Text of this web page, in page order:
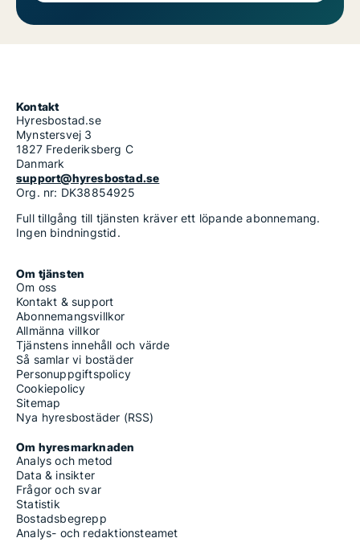
Kontakt
Hyresbostad.se
Mynstersvej 3
1827 Frederiksberg C
Danmark
support@hyresbostad.se
Org. nr: DK38854925
Full tillgång till tjänsten kräver ett löpande abonnemang.
Ingen bindningstid.
Om tjänsten
Om oss
Kontakt & support
Abonnemangsvillkor
Allmänna villkor
Tjänstens innehåll och värde
Så samlar vi bostäder
Personuppgiftspolicy
Cookiepolicy
Sitemap
Nya hyresbostäder (RSS)
Om hyresmarknaden
Analys och metod
Data & insikter
Frågor och svar
Statistik
Bostadsbegrepp
Analys- och redaktionsteamet